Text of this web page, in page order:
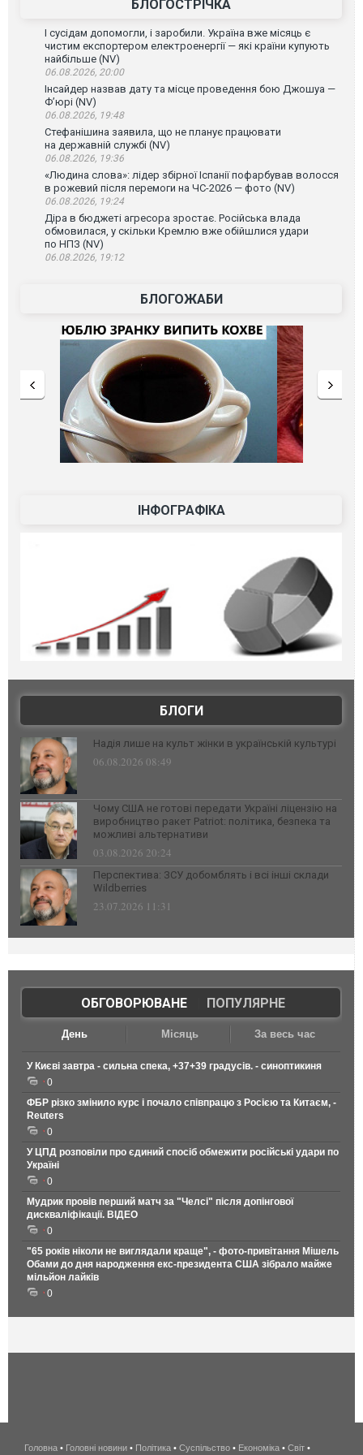
БЛОГОСТРІЧКА
І сусідам допомогли, і заробили. Україна вже місяць є
чистим експортером електроенергії — які країни купують
найбільше (NV)
06.08.2026, 20:00
Інсайдер назвав дату та місце проведення бою Джошуа —
Ф’юрі (NV)
06.08.2026, 19:48
Стефанішина заявила, що не планує працювати
на державній службі (NV)
06.08.2026, 19:36
«Людина слова»: лідер збірної Іспанії пофарбував волосся
в рожевий після перемоги на ЧС-2026 — фото (NV)
06.08.2026, 19:24
Діра в бюджеті агресора зростає. Російська влада
обмовилася, у скільки Кремлю вже обійшлися удари
по НПЗ (NV)
06.08.2026, 19:12
БЛОГОЖАБИ
ІНФОГРАФІКА
БЛОГИ
Надія лише на культ жінки в українській культурі
06.08.2026 08:49
Чому США не готові передати Україні ліцензію на
виробництво ракет Patriot: політика, безпека та
можливі альтернативи
03.08.2026 20:24
Перспектива: ЗСУ добомблять і всі інші склади
Wildberries
23.07.2026 11:31
ОБГОВОРЮВАНЕ| ПОПУЛЯРНЕ
День Місяць За весь час
У Києві завтра - сильна спека, +37+39 градусів. - синоптикиня
0
ФБР різко змінило курс і почало співпрацю з Росією та Китаєм, -
Reuters
0
У ЦПД розповіли про єдиний спосіб обмежити російські удари по
Україні
0
Мудрик провів перший матч за "Челсі" після допінгової
дискваліфікації. ВІДЕО
0
"65 років ніколи не виглядали краще", - фото-привітання Мішель
Обами до дня народження екс-президента США зібрало майже
мільйон лайків
0
беспроводной
Головна • Головні новини • Політика • Суспільство • Економіка • Світ •